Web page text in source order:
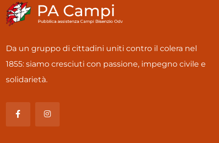
Da un gruppo di cittadini uniti contro il colera nel
1855: siamo cresciuti con passione, impegno civile e
solidarietà.